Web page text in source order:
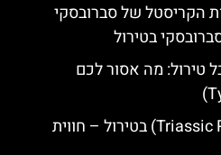
הקריסטל של סברובסקי
בטירול
טירול: מה אסור לכם
פארק הדינוזאורים (Triassic Park) בטירול – חווית